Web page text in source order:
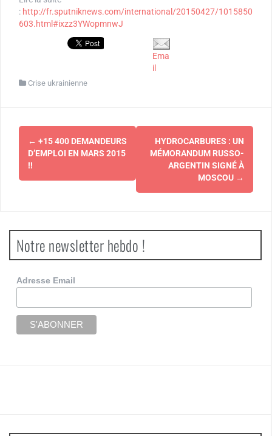
: http://fr.sputniknews.com/international/20150427/1015850
603.html#ixzz3YWopmnwJ
Ema
il
Crise ukrainienne
Navigation
d'article
← +15 400 DEMANDEURS
D’EMPLOI EN MARS 2015
!!
HYDROCARBURES : UN
MÉMORANDUM RUSSO-
ARGENTIN SIGNÉ À
MOSCOU →
Notre newsletter hebdo !
Adresse Email